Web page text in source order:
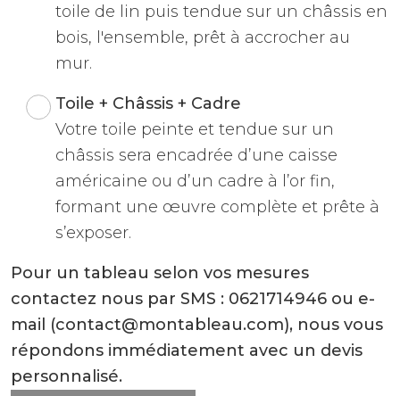
toile de lin puis tendue sur un châssis en
bois, l'ensemble, prêt à accrocher au
mur.
Toile + Châssis + Cadre
Votre toile peinte et tendue sur un
châssis sera encadrée d’une caisse
américaine ou d’un cadre à l’or fin,
formant une œuvre complète et prête à
s’exposer.
Pour un tableau selon vos mesures
contactez nous par SMS : 0621714946 ou e-
mail (contact@montableau.com), nous vous
répondons immédiatement avec un devis
personnalisé.